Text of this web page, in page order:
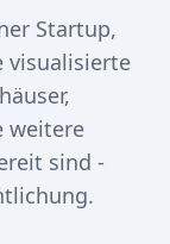
Startup,
visualisierte
weitere
sind -